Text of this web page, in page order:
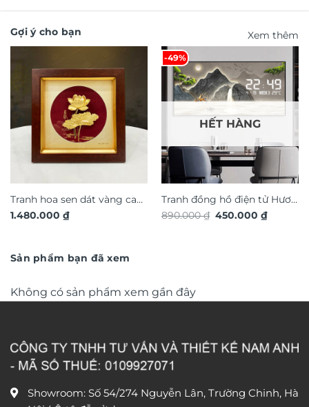
Gợi ý cho bạn Xem thêm
Tranh hoa sen dát vàng cao
cấp TDV20
1.480.000 ₫
-49%
HẾT HÀNG
Tranh đồng hồ điện tử Hươu
Tài Lộc TG4915S
890.000₫ Giá
450.000₫Giá
Sản phẩm bạn đã xem
Không có sản phẩm xem gần đây
Showroom: Số 54/274 Nguyễn Lân, Trường Chinh, Hà